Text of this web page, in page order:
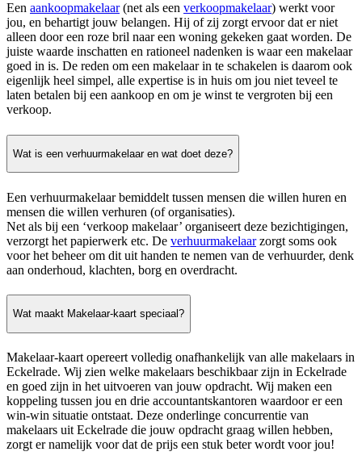
Een aankoopmakelaar(net als een verkoopmakelaar) werkt voor
jou, en behartigt jouw belangen. Hij of zij zorgt ervoor dat er niet
alleen door een roze bril naar een woning gekeken gaat worden. De
juiste waarde inschatten en rationeel nadenken is waar een makelaar
goed in is. De reden om een makelaar in te schakelen is daarom ook
eigenlijk heel simpel, alle expertise is in huis om jou niet teveel te
laten betalen bij een aankoop en om je winst te vergroten bij een
verkoop.
Wat is een verhuurmakelaar en wat doet deze?
Een verhuurmakelaar bemiddelt tussen mensen die willen huren en
mensen die willen verhuren (of organisaties).
Net als bij een ‘verkoop makelaar’ organiseert deze bezichtigingen,
verzorgt het papierwerk etc. De verhuurmakelaarzorgt soms ook
voor het beheer om dit uit handen te nemen van de verhuurder, denk
aan onderhoud, klachten, borg en overdracht.
Wat maakt Makelaar-kaart speciaal?
Makelaar-kaart opereert volledig onafhankelijk van alle makelaars in
Eckelrade. Wij zien welke makelaars beschikbaar zijn in Eckelrade
en goed zijn in het uitvoeren van jouw opdracht. Wij maken een
koppeling tussen jou en drie accountantskantoren waardoor er een
win-win situatie ontstaat. Deze onderlinge concurrentie van
makelaars uit Eckelrade die jouw opdracht graag willen hebben,
zorgt er namelijk voor dat de prijs een stuk beter wordt voor jou!